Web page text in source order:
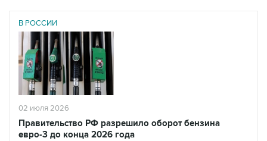
В РОССИИ
02 июля 2026
Правительство РФ разрешило оборот бензина
евро-3 до конца 2026 года